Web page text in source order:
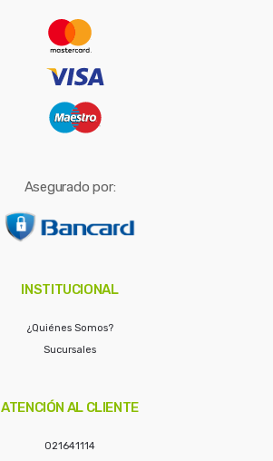
Asegurado por:
INSTITUCIONAL
¿Quiénes Somos?
Sucursales
ATENCIÓN AL CLIENTE
021641114